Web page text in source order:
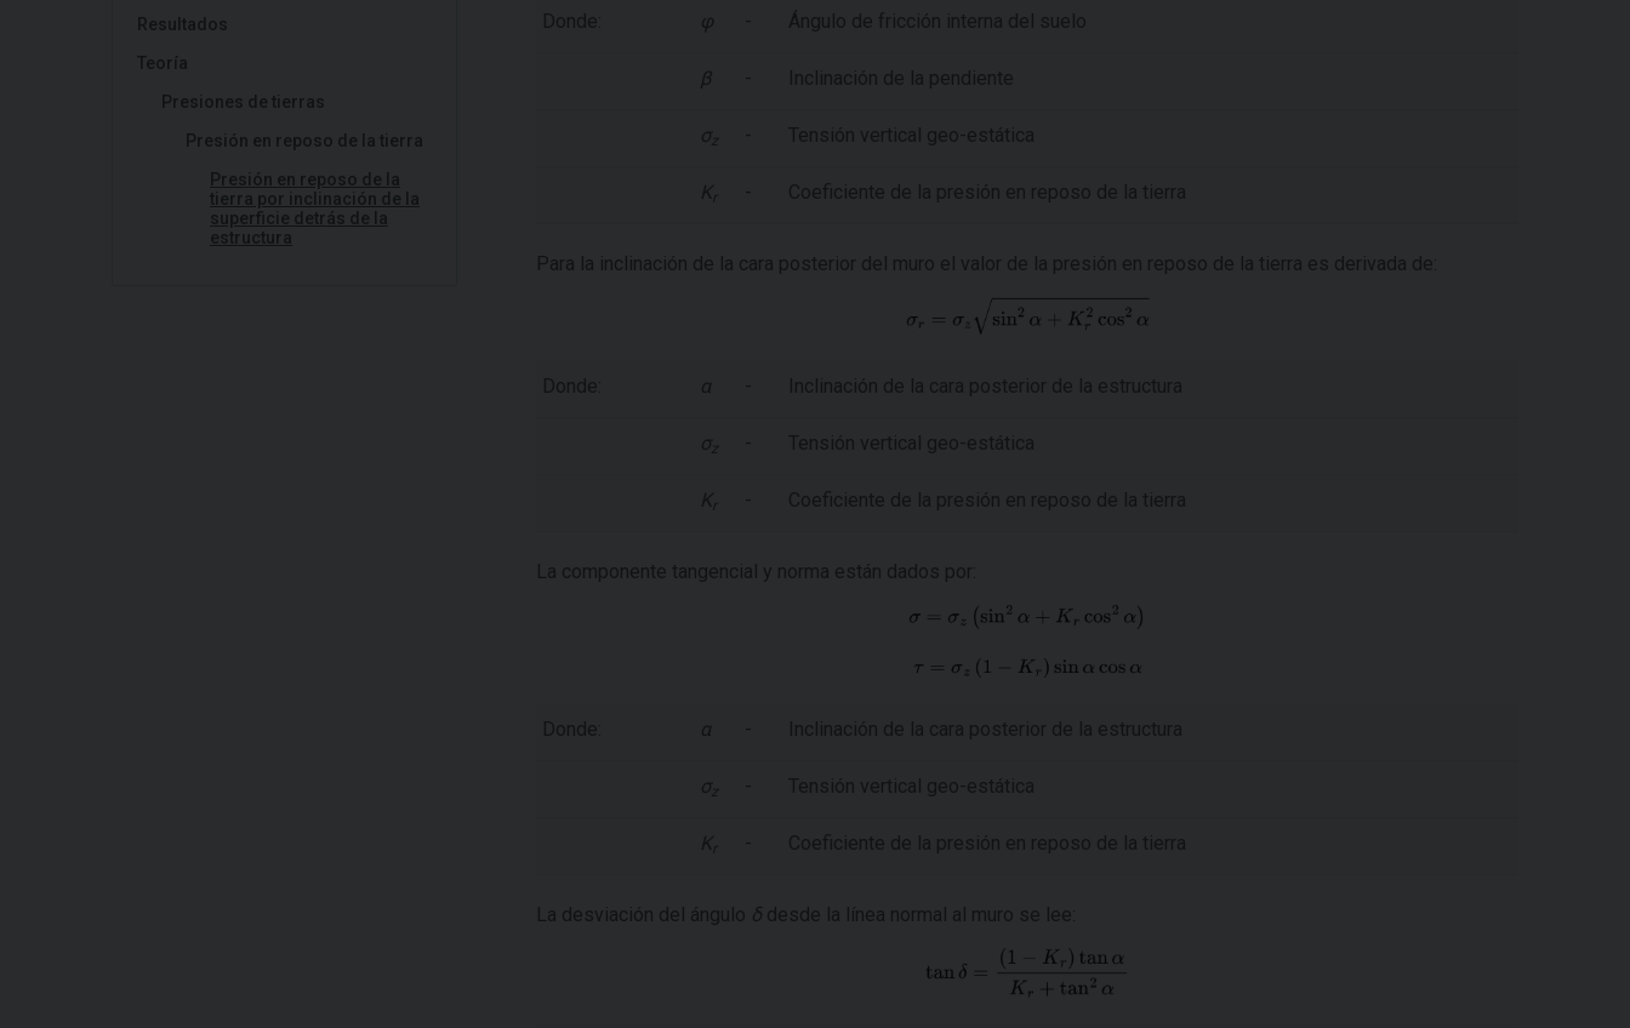
Resultados
Teoría
Presiones de tierras
Presión en reposo de la tierra
Presión en reposo de la
tierra por inclinación de la
superficie detrás de la
estructura
Donde: φ - Ángulo de fricción interna del suelo
β - Inclinación de la pendiente
σ z - Tensión vertical geo-estática
Kr - Coeficiente de la presión en reposo de la tierra
Para la inclinación de la cara posterior del muro el valor de la presión en reposo de la tierra es derivada de:
Donde: α - Inclinación de la cara posterior de la estructura
σ z - Tensión vertical geo-estática
Kr - Coeficiente de la presión en reposo de la tierra
La componente tangencial y norma están dados por:
Donde: α - Inclinación de la cara posterior de la estructura
σz - Tensión vertical geo-estática
Kr - Coeficiente de la presión en reposo de la tierra
La desviación del ángulo δ desde la línea normal al muro se lee: